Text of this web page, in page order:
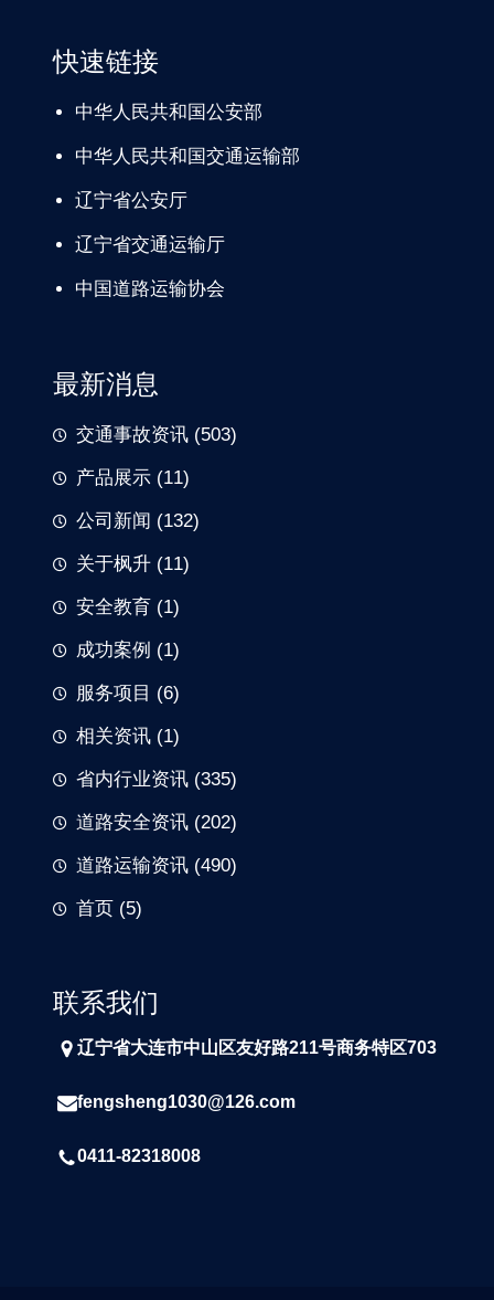
快速链接
中华人民共和国公安部
中华人民共和国交通运输部
辽宁省公安厅
辽宁省交通运输厅
中国道路运输协会
最新消息
交通事故资讯 (503)
产品展示 (11)
公司新闻 (132)
关于枫升 (11)
安全教育 (1)
成功案例 (1)
服务项目 (6)
相关资讯 (1)
省内行业资讯 (335)
道路安全资讯 (202)
道路运输资讯 (490)
首页 (5)
联系我们
辽宁省大连市中山区友好路211号商务特区703
fengsheng1030@126.com
0411-82318008